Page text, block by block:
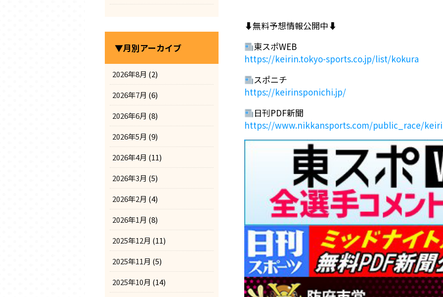
▼月別アーカイブ
2026年8月 (2)
2026年7月 (6)
2026年6月 (8)
2026年5月 (9)
2026年4月 (11)
2026年3月 (5)
2026年2月 (4)
2026年1月 (8)
2025年12月 (11)
2025年11月 (5)
2025年10月 (14)
⬇無料予想情報公開中⬇
東スポWEB
https://keirin.tokyo-sports.co.jp/list/kokura
スポニチ
https://keirinsponichi.jp/
日刊PDF新聞
https://www.nikkansports.com/public_race/